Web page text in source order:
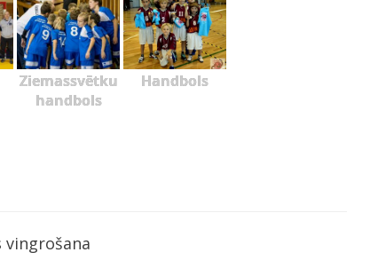
Ziemassvētku
handbols
Handbols
vingrošana